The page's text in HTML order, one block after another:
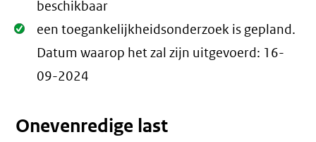
Oké.
beschikbaar
Oké.
een toegankelijkheidsonderzoek is gepland.
Datum waarop het zal zijn uitgevoerd: 16-
09-2024
Onevenredige last